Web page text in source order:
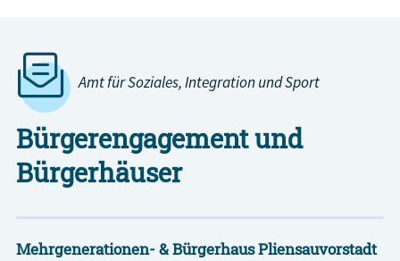
Amt für Soziales, Integration und Sport
Bürgerengagement und
Bürgerhäuser
Mehrgenerationen- & Bürgerhaus Pliensauvorstadt